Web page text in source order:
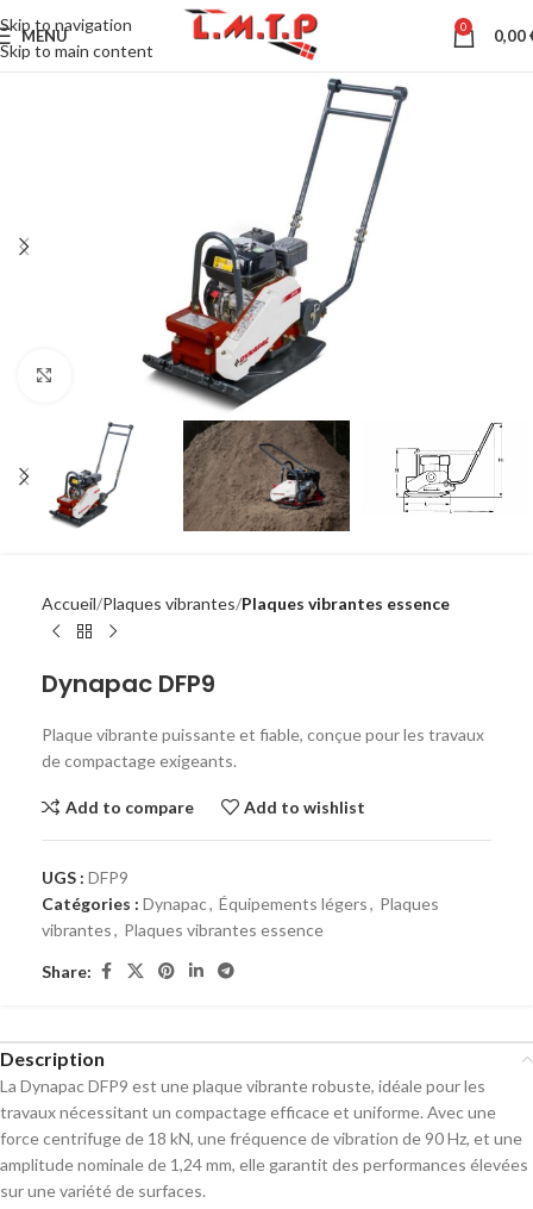
Skip to navigation
Skip to main content
MENU 0 0,00
Click to enlarge
Accueil Plaques vibrantes Plaques vibrantes essence
Dynapac DFP9
Plaque vibrante puissante et fiable, conçue pour les travaux
de compactage exigeants.
Add to compare Add to wishlist
UGS : DFP9
Catégories : Dynapac, Équipements légers, Plaques
vibrantes, Plaques vibrantes essence
Share:
Description
La Dynapac DFP9 est une plaque vibrante robuste, idéale pour les
travaux nécessitant un compactage efficace et uniforme. Avec une
force centrifuge de 18 kN, une fréquence de vibration de 90 Hz, et une
amplitude nominale de 1,24 mm, elle garantit des performances élevées
sur une variété de surfaces.